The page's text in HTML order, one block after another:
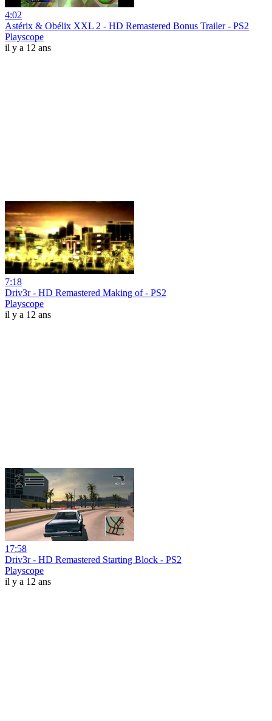
4:02
Astérix & Obélix XXL 2 - HD Remastered Bonus Trailer - PS2
Playscope
il y a 12 ans
7:18
Driv3r - HD Remastered Making of - PS2
Playscope
il y a 12 ans
17:58
Driv3r - HD Remastered Starting Block - PS2
Playscope
il y a 12 ans